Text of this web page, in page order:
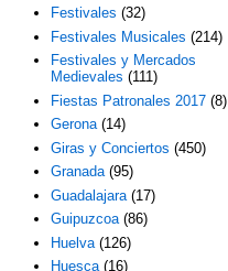
Festivales (32)
Festivales Musicales (214)
Festivales y Mercados
Medievales (111)
Fiestas Patronales 2017 (8)
Gerona (14)
Giras y Conciertos (450)
Granada (95)
Guadalajara (17)
Guipuzcoa (86)
Huelva (126)
Huesca (16)